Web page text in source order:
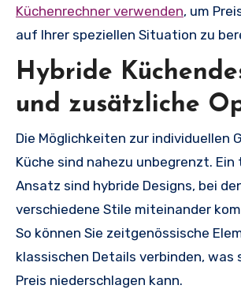
Küchenrechner verwenden, um
auf Ihrer speziellen Situation zu
Hybride
und zusätzliche
Die Möglichkeiten zur individuellen
Küche sind nahezu unbegrenzt. Ein
Ansatz sind hybride Designs, bei
verschiedene Stile miteinander
So können Sie zeitgenössische
klassischen Details verbinden, was
Preis niederschlagen kann.